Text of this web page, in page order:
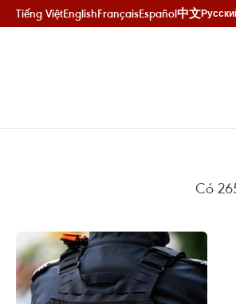
Tiếng ViệtEnglishFrançaisEspañol中文
Có